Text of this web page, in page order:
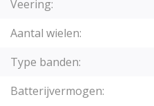
Veering:
Aantal wielen:
Type banden:
Batterijvermogen: